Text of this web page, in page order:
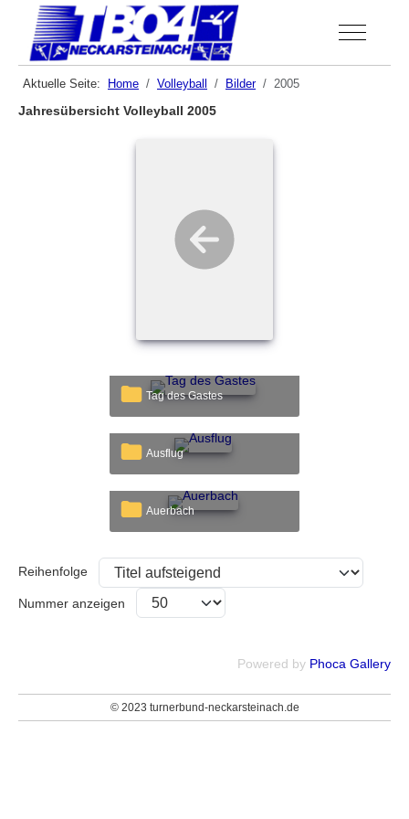
Off-
Aktuelle Seite: Home Volleyball Bilder 2005
Jahresübersicht Volleyball 2005
Tag des Gastes
Ausflug
Auerbach
Reihenfolge
Nummer anzeigen
Powered by Phoca Gallery
© 2023 turnerbund-neckarsteinach.de